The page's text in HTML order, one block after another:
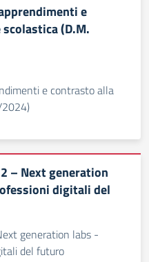
e
(D.M.
e contrasto alla
2024)
– Next generation
digitali del
generation labs -
del futuro